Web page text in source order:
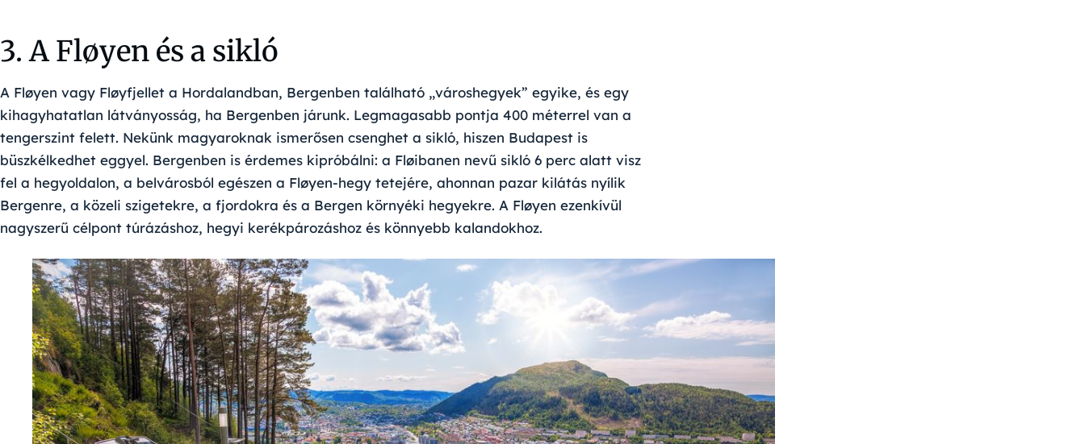
3. A Fløyen és a sikló
A Fløyen vagy Fløyfjellet a Hordalandban, Bergenben található „városhegyek” egyike, és egy
kihagyhatatlan látványosság, ha Bergenben járunk. Legmagasabb pontja 400 méterrel van a
tengerszint felett. Nekünk magyaroknak ismerősen csenghet a sikló, hiszen Budapest is
büszkélkedhet eggyel. Bergenben is érdemes kipróbálni: a Fløibanen nevű sikló 6 perc alatt visz
fel a hegyoldalon, a belvárosból egészen a Fløyen-hegy tetejére, ahonnan pazar kilátás nyílik
Bergenre, a közeli szigetekre, a fjordokra és a Bergen környéki hegyekre. A Fløyen ezenkívül
nagyszerű célpont túrázáshoz, hegyi kerékpározáshoz és könnyebb kalandokhoz.